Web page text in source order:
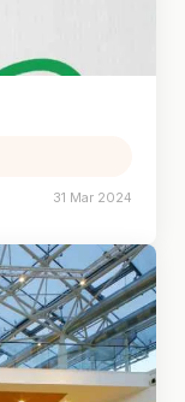
31 Mar 2024